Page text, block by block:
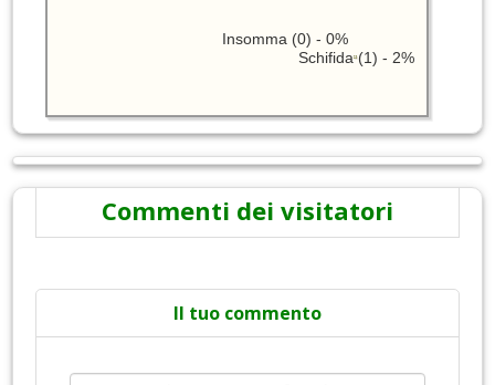
Schifida (1) - 2%
Insomma (0) - 0%
Commenti dei visitatori
Il tuo commento